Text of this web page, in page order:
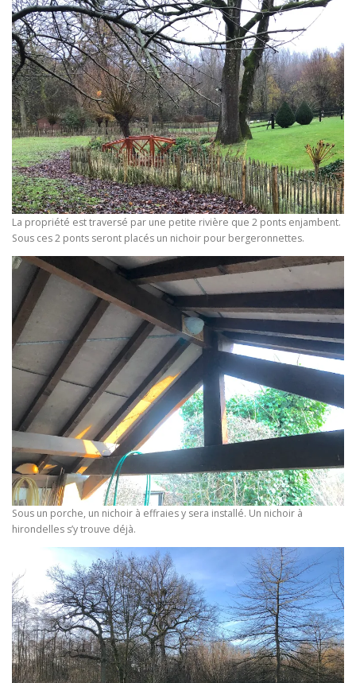
La propriété est traversé par une petite rivière que 2 ponts enjambent.
Sous ces 2 ponts seront placés un nichoir pour bergeronnettes.
Sous un porche, un nichoir à effraies y sera installé. Un nichoir à
hirondelles s’y trouve déjà.